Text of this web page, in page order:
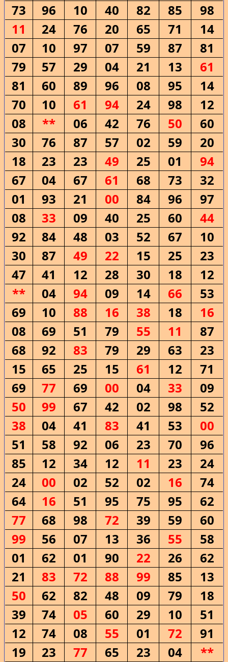
73
96 10 40 82 85
98
11
24 76 20 65 71
14
07
10 97 07 59 87
81
79
57 29 04 21 13
61
81
60 89 96 08 95
14
70
10 61 94 24 98
12
08
** 06 42 76 50
60
30
76 87 57 02 59
20
18
23 23 49 25 01
94
67
04 67 61 68 73
32
01
93 21 00 84 96
97
08
33 09 40 25 60
44
92
84 48 03 52 67
10
30
87 49 22 15 25
23
47
41 12 28 30 18
12
**
04 94 09 14 66
53
69
10 88 16 38 18
16
08
69 51 79 55 11
87
68
92 83 79 29 63
23
15
65 25 15 61 12
71
69
77 69 00 04 33
09
50
99 67 42 02 98
52
38
04 41 83 41 53
00
51
58 92 06 23 70
96
85
12 34 12 11 23
24
24
00 02 52 02 16
74
64
16 51 95 75 95
62
77
68 98 72 39 59
60
99
56 07 13 36 55
58
01
62 01 90 22 26
62
21
83 72 88 99 85
13
50
62 82 48 09 79
18
39
74 05 60 29 10
51
12
74 08 55 01 72
91
19
23 77 65 23 04
**